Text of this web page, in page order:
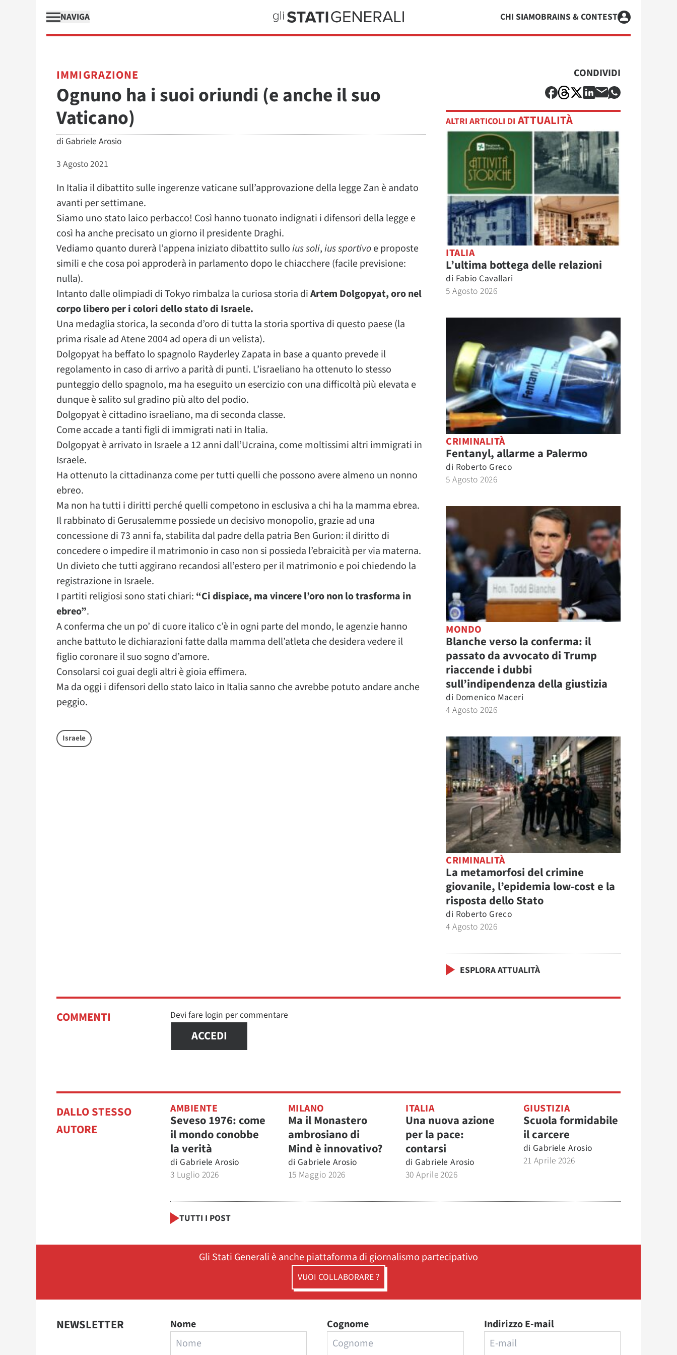
NAVIGA CHI SIAMOBRAINS & CONTEST
IMMIGRAZIONE
Ognuno ha i suoi oriundi (e anche il suo
Vaticano)
di Gabriele Arosio
3 Agosto 2021
In Italia il dibattito sulle ingerenze vaticane sull’approvazione della legge Zan è andato
avanti per settimane.
Siamo uno stato laico perbacco! Così hanno tuonato indignati i difensori della legge e
così ha anche precisato un giorno il presidente Draghi.
Vediamo quanto durerà l’appena iniziato dibattito sulloius soli,ius sportivoe proposte
simili e che cosa poi approderà in parlamento dopo le chiacchere (facile previsione:
nulla).
Intanto dalle olimpiadi di Tokyo rimbalza la curiosa storia diArtem Dolgopyat, oro nel
corpo libero per i colori dello stato di Israele.
Una medaglia storica, la seconda d’oro di tutta la storia sportiva di questo paese (la
prima risale ad Atene 2004 ad opera di un velista).
Dolgopyat ha beffato lo spagnolo Rayderley Zapata in base a quanto prevede il
regolamento in caso di arrivo a parità di punti. L’israeliano ha ottenuto lo stesso
punteggio dello spagnolo, ma ha eseguito un esercizio con una difficoltà più elevata e
dunque è salito sul gradino più alto del podio.
Dolgopyat è cittadino israeliano, ma di seconda classe.
Come accade a tanti figli di immigrati nati in Italia.
Dolgopyat è arrivato in Israele a 12 anni dall’Ucraina, come moltissimi altri immigrati in
Israele.
Ha ottenuto la cittadinanza come per tutti quelli che possono avere almeno un nonno
ebreo.
Ma non ha tutti i diritti perché quelli competono in esclusiva a chi ha la mamma ebrea.
Il rabbinato di Gerusalemme possiede un decisivo monopolio, grazie ad una
concessione di 73 anni fa, stabilita dal padre della patria Ben Gurion: il diritto di
concedere o impedire il matrimonio in caso non si possieda l’ebraicità per via materna.
Un divieto che tutti aggirano recandosi all’estero per il matrimonio e poi chiedendo la
registrazione in Israele.
I partiti religiosi sono stati chiari: “Ci dispiace, ma vincere l’oro non lo trasforma in
ebreo”.
A conferma che un po’ di cuore italico c’è in ogni parte del mondo, le agenzie hanno
anche battuto le dichiarazioni fatte dalla mamma dell’atleta che desidera vedere il
figlio coronare il suo sogno d’amore.
Consolarsi coi guai degli altri è gioia effimera.
Ma da oggi i difensori dello stato laico in Italia sanno che avrebbe potuto andare anche
peggio.
Israele
CONDIVIDI
ALTRI ARTICOLI DI ATTUALITÀ
ITALIA
L’ultima bottega delle relazioni
di Fabio Cavallari
5 Agosto 2026
CRIMINALITÀ
Fentanyl, allarme a Palermo
di Roberto Greco
5 Agosto 2026
MONDO
Blanche verso la conferma: il
passato da avvocato di Trump
riaccende i dubbi
sull’indipendenza della giustizia
di Domenico Maceri
4 Agosto 2026
CRIMINALITÀ
La metamorfosi del crimine
giovanile, l’epidemia low-cost e la
risposta dello Stato
di Roberto Greco
4 Agosto 2026
ESPLORA ATTUALITÀ
COMMENTI Devi fare login per commentare
ACCEDI
DALLO STESSO
AUTORE
AMBIENTE
Seveso 1976: come
il mondo conobbe
la verità
di Gabriele Arosio
3 Luglio 2026
MILANO
Ma il Monastero
ambrosiano di
Mind è innovativo?
di Gabriele Arosio
15 Maggio 2026
ITALIA
Una nuova azione
per la pace:
contarsi
di Gabriele Arosio
30 Aprile 2026
GIUSTIZIA
Scuola formidabile
il carcere
di Gabriele Arosio
21 Aprile 2026
TUTTI I POST
Gli Stati Generali è anche piattaforma di giornalismo partecipativo
VUOI COLLABORARE ?
NEWSLETTER Nome Cognome Indirizzo E-mail